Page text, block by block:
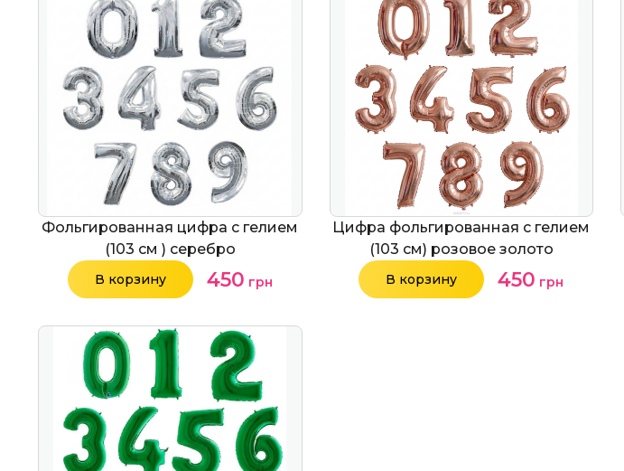
Фольгированная цифра с гелием
(103 см ) серебро
В корзину 450 грн
Цифра фольгированная с гелием
(103 см) розовое золото
В корзину 450 грн